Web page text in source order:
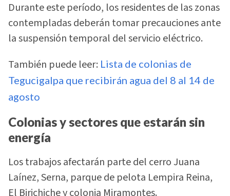
Durante este período, los residentes de las zonas
contempladas deberán tomar precauciones ante
la suspensión temporal del servicio eléctrico.
También puede leer: Lista de colonias de
Tegucigalpa que recibirán agua del 8 al 14 de
agosto
Colonias y sectores que estarán sin
energía
Los trabajos afectarán parte del cerro Juana
Laínez, Serna, parque de pelota Lempira Reina,